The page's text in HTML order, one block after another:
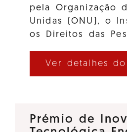
pela Organização
Unidas (ONU), o
os Direitos das
Ver detalhes
Prémio de